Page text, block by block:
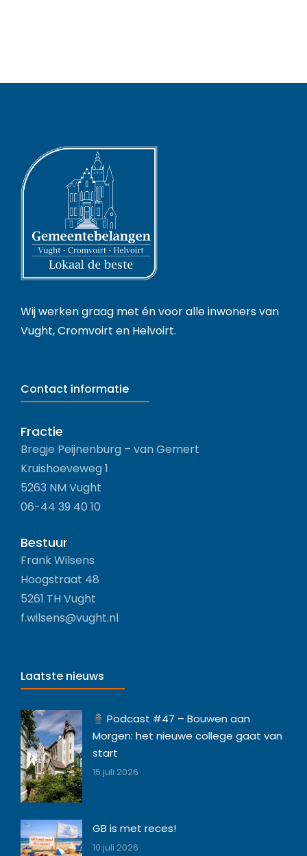
Wij werken graag met én voor alle inwoners van
Vught, Cromvoirt en Helvoirt.
Contact informatie
Fractie
Bregje Peijnenburg – van Gemert
Kruishoeveweg 1
5263 NM Vught
06-44 39 40 10
Bestuur
Frank Wilsens
Hoogstraat 48
5261 TH Vught
f.wilsens@vught.nl
Laatste nieuws
Podcast #47 – Bouwen aan
Morgen: het nieuwe college gaat van
start
15 juli 2026
GB is met reces!
10 juli 2026